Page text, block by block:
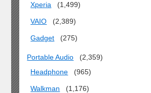
Xperia
(1,499)
VAIO (2,389)
Gadget (275)
Portable Audio
(2,359)
Headphone
(965)
Walkman (1,176)